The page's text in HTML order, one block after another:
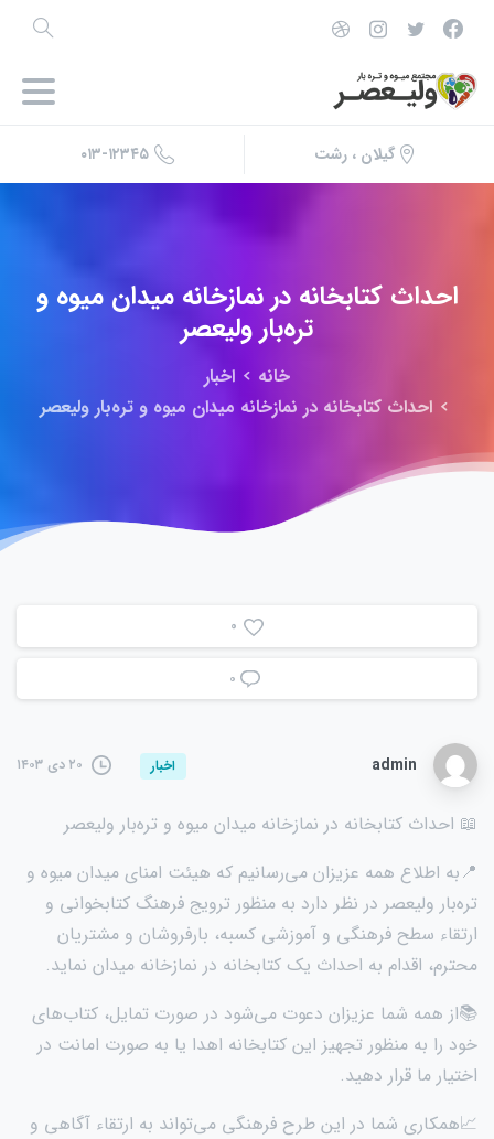
گیلان ، رشت ۰۱۳-۱۲۳۴۵
احداث کتابخانه در نمازخانه میدان میوه و
تره‌بار ولیعصر
خانه
اخبار
احداث کتابخانه در نمازخانه میدان میوه و تره‌بار ولیعصر
0
۰
admin اخبار ۲۰ دی ۱۴۰۳
📖 احداث کتابخانه در نمازخانه میدان میوه و تره‌بار ولیعصر
📍به اطلاع همه عزیزان می‌رسانیم که هیئت امنای میدان میوه و
تره‌بار ولیعصر در نظر دارد به منظور ترویج فرهنگ کتابخوانی و
ارتقاء سطح فرهنگی و آموزشی کسبه، بارفروشان و مشتریان
محترم، اقدام به احداث یک کتابخانه در نمازخانه میدان نماید.
📚از همه شما عزیزان دعوت می‌شود در صورت تمایل، کتاب‌های
خود را به منظور تجهیز این کتابخانه اهدا یا به صورت امانت در
اختیار ما قرار دهید.
📈همکاری شما در این طرح فرهنگی می‌تواند به ارتقاء آگاهی و